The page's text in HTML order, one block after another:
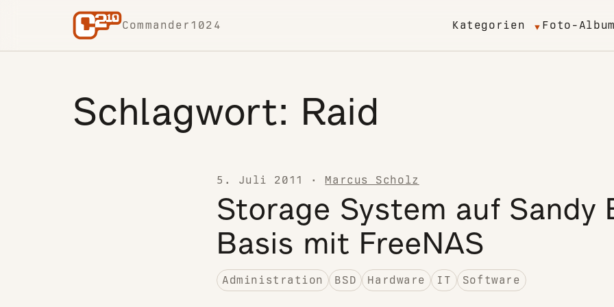
Skip to content
Commander1024 Kategorien Foto-
Schlagwort: Raid
5. Juli 2011 · Marcus Scholz
Storage System auf Sandy
Basis mit FreeNAS
Administration BSD Hardware IT Software